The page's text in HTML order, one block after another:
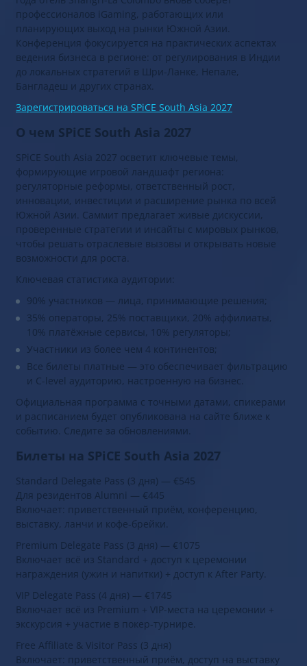
SPiCE South Asia возвращается в Коломбо! В марте 2027
года отель Shangri-La Colombo вновь соберёт
профессионалов iGaming, работающих или
планирующих выход на рынки Южной Азии.
Конференция фокусируется на практических аспектах
ведения бизнеса в регионе: от регулирования в Индии
до локальных стратегий в Шри-Ланке, Непале,
Бангладеш и других странах.
Зарегистрироваться на SPiCE South Asia 2027
О чем SPiCE South Asia 2027
SPiCE South Asia 2027 осветит ключевые темы,
формирующие игровой ландшафт региона:
регуляторные реформы, ответственный рост,
инновации, инвестиции и расширение рынка по всей
Южной Азии. Саммит предлагает живые дискуссии,
проверенные стратегии и инсайты с мировых рынков,
чтобы решать отраслевые вызовы и открывать новые
возможности для роста.
Ключевая статистика аудитории:
90% участников — лица, принимающие решения;
35% операторы, 25% поставщики, 20% аффилиаты,
10% платёжные сервисы, 10% регуляторы;
Участники из более чем 4 континентов;
Все билеты платные — это обеспечивает фильтрацию
и C-level аудиторию, настроенную на бизнес.
Официальная программа с точными датами, спикерами
и расписанием будет опубликована на сайте ближе к
событию. Следите за обновлениями.
Билеты на SPiCE South Asia 2027
Standard Delegate Pass (3 дня) — €545
Для резидентов Alumni — €445
Включает: приветственный приём, конференцию,
выставку, ланчи и кофе-брейки.
Premium Delegate Pass (3 дня) — €1075
Включает всё из Standard + доступ к церемонии
награждения (ужин и напитки) + доступ к After Party.
VIP Delegate Pass (4 дня) — €1745
Включает всё из Premium + VIP-места на церемонии +
экскурсия + участие в покер-турнире.